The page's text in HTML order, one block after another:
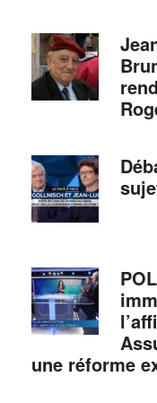
une réforme